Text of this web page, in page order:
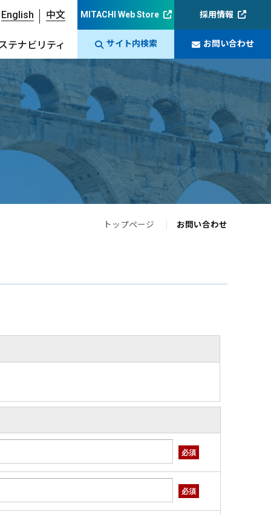
English 中文
テナビリティ
MITACHI Web Store 採用情報
サイト内検索 お問い合わせ
トップページ お問い合わせ
必須
必須